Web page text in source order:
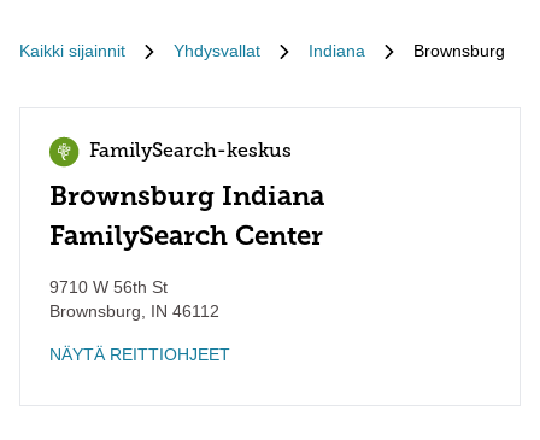
Kaikki sijainnit Yhdysvallat Indiana Brownsburg
FamilySearch-keskus
Brownsburg Indiana
FamilySearch Center
9710 W 56th St
Brownsburg
IN 46112
NÄYTÄ REITTIOHJEET